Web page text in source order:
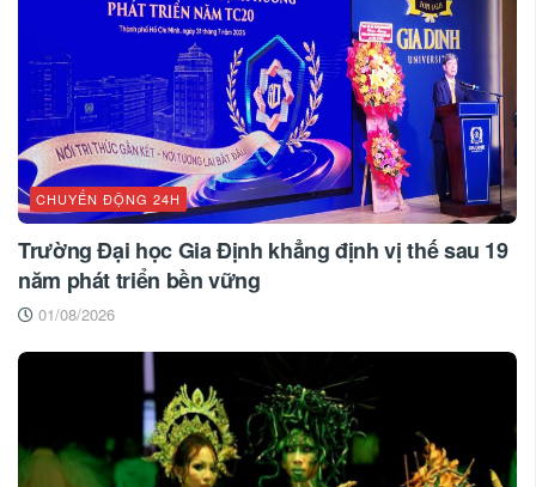
CHUYỂN ĐỘNG 24H
Trường Đại học Gia Định khẳng định vị thế sau 19
năm phát triển bền vững
01/08/2026